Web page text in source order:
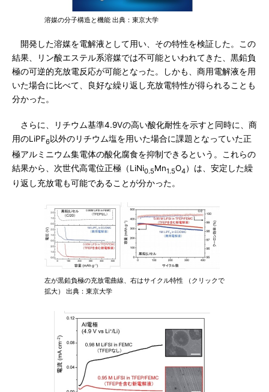
溶媒の分子構造と機能 出典：東京大学
開発した溶媒を電解液として用い、その特性を検証した。この
結果、リン酸エステル系溶媒では不可能といわれてきた、黒鉛負
極の可逆的充放電反応が可能となった。しかも、商用電解液を用
いた場合に比べて、良好な繰り返し充放電特性が得られることも
分かった。
さらに、リチウム基準4.9Vの高い酸化耐性を示すと同時に、商
用のLiPF6以外のリチウム塩を用いた場合に課題となっていた正
極アルミニウム集電体の酸化腐食を抑制できるという。これらの
結果から、次世代高電位正極（LiNi0.5Mn1.5O4）は、安定した繰
り返し充放電も可能であることが分かった。
左が黒鉛負極の充放電曲線、右はサイクル特性 （クリックで
拡大） 出典：東京大学